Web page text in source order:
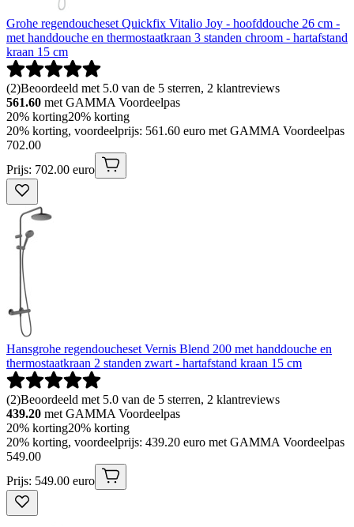
Grohe regendoucheset Quickfix Vitalio Joy - hoofddouche 26 cm -
met handdouche en thermostaatkraan 3 standen chroom - hartafstand
kraan 15 cm
(2)Beoordeeld met 5.0 van de 5 sterren, 2 klantreviews
561.60 met GAMMA Voordeelpas
20% korting20% korting
20% korting, voordeelprijs: 561.60 euro met GAMMA Voordeelpas
702.00
Prijs: 702.00 euro
Hansgrohe regendoucheset Vernis Blend 200 met handdouche en
thermostaatkraan 2 standen zwart - hartafstand kraan 15 cm
(2)Beoordeeld met 5.0 van de 5 sterren, 2 klantreviews
439.20 met GAMMA Voordeelpas
20% korting20% korting
20% korting, voordeelprijs: 439.20 euro met GAMMA Voordeelpas
549.00
Prijs: 549.00 euro